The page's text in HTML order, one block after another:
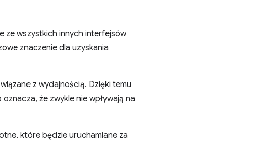
ze wszystkich innych interfejsów
znaczenie dla uzyskania
z wydajnością. Dzięki temu
oznacza, że zwykle nie wpływają na
które będzie uruchamiane za